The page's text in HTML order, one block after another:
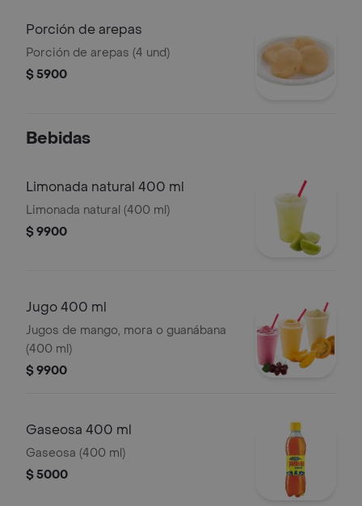
Porción de arepas
Porción de arepas (4 und)
$ 5900
Bebidas
Limonada natural 400 ml
Limonada natural (400 ml)
$ 9900
Jugo 400 ml
Jugos de mango, mora o guanábana
(400 ml)
$ 9900
Gaseosa 400 ml
Gaseosa (400 ml)
$ 5000